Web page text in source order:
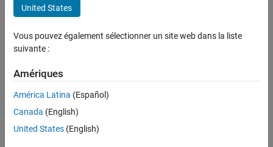
Autonomous Mobile Robot
Recorded: 26 May 2022
Full Transcript
United States
Vous pouvez également sélectionner un site web dans la liste
suivante :
Amériques
América Latina (Español)
Canada (English)
United States (English)